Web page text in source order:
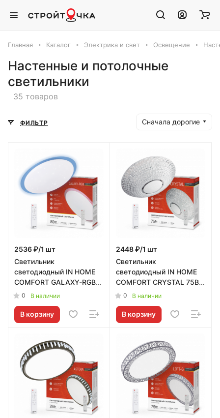
Главная Каталог Электрика и свет Освещение
Настенные и потолочные
светильники
35 товаров
ФИЛЬТР Сначала дорогие
2536 ₽/1 шт
Светильник
светодиодный IN HOME
COMFORT GALAXY-RGB
80Вт 230В 3000-6500K
пультом ДУ
0 В наличии
В корзину
2448 ₽/1 шт
Светильник
светодиодный IN HOME
COMFORT CRYSTAL 75Вт
230В 3000-6500K
пультом ДУ
0 В наличии
В корзину